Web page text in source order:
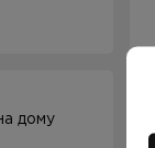
дому